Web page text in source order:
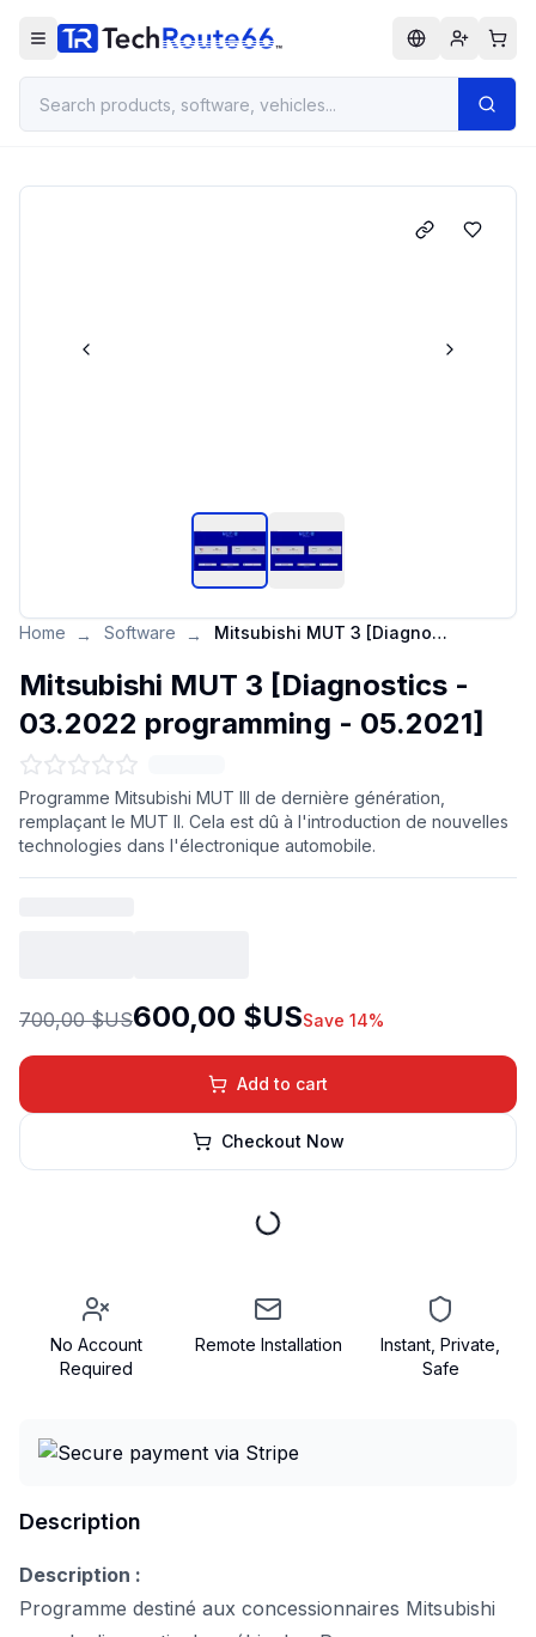
Home → Software → Mitsubishi MUT 3 [Diagnostics - 03.2022 programming - 05.2021]
Mitsubishi MUT 3 [Diagnostics -
03.2022 programming - 05.2021]
Programme Mitsubishi MUT III de dernière génération,
remplaçant le MUT II. Cela est dû à l'introduction de nouvelles
technologies dans l'électronique automobile.
700,00 $US600,00 $USSave 14%
Add to cart
Checkout Now
No Account
Required
Remote Installation
Instant, Private,
Safe
Description
Description :
Programme destiné aux concessionnaires Mitsubishi